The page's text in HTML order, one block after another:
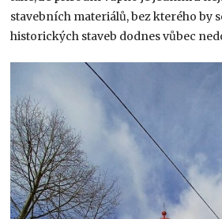
stavebních materiálů, bez kterého by
historických staveb dodnes vůbec